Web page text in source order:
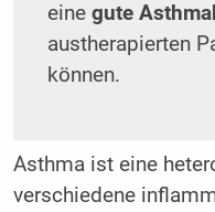
eine gute
austherapierten
können.
Asthma ist eine
verschiedene